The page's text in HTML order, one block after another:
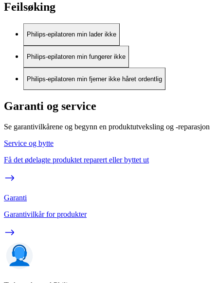
Feilsøking
Philips-epilatoren min lader ikke
Philips-epilatoren min fungerer ikke
Philips-epilatoren min fjerner ikke håret ordentlig
Garanti og service
Se garantivilkårene og begynn en produktutveksling og -reparasjon
Service og bytte
Få det ødelagte produktet reparert eller byttet ut
Garanti
Garantivilkår for produkter